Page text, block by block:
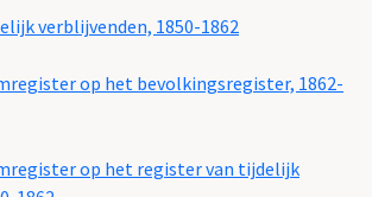
verblijvenden, 1850-1862
op het bevolkingsregister, 1862-
op het register van tijdelijk